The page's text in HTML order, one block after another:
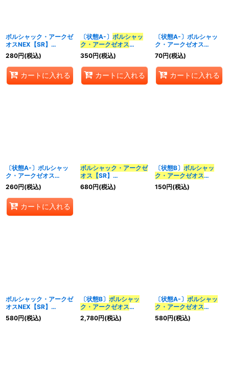
ボルシャック・アークゼ
オスNEX【SR】
{25RP2TD1/TD5}
《光》
280円(税込)
カートに入れる
〔状態A-〕 ボルシャッ
ク・アークゼオス
【SR】{23RP1S7/S8}
《火》
350円(税込)
カートに入れる
〔状態A-〕ボルシャッ
ク・アークゼオス
NEX【SR】
{23RP3S1/S8}《光》
70円(税込)
カートに入れる
〔状態A-〕ボルシャッ
ク・アークゼオス
NEX【SR】
{25RP2TD1/TD5}
《光》
260円(税込)
カートに入れる
ボルシャック・アークゼ
オス【SR】
{23RP17A/20}《火》
680円(税込)
〔状態B〕 ボルシャッ
ク・アークゼオス
【SR】{24EX15/89}
《火》
150円(税込)
ボルシャック・アークゼ
オスNEX【SR】
{23RP31A/20}《光》
580円(税込)
〔状態B〕 ボルシャッ
ク・アークゼオス
【 SR】{23RP19B/22}
《火》
2,780円(税込)
〔状態A-〕 ボルシャッ
ク・アークゼオス
【SR】{23RP17A/20}
《火》
580円(税込)